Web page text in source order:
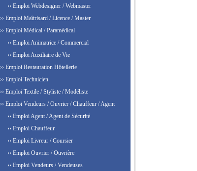
›› Emploi Webdesigner / Webmaster
›› Emploi Maîtrisard / Licence / Master
›› Emploi Médical / Paramédical
›› Emploi Animatrice / Commercial
›› Emploi Auxiliaire de Vie
›› Emploi Restauration Hôtellerie
›› Emploi Technicien
›› Emploi Textile / Styliste / Modéliste
›› Emploi Vendeurs / Ouvrier / Chauffeur / Agent
›› Emploi Agent / Agent de Sécurité
›› Emploi Chauffeur
›› Emploi Livreur / Coursier
›› Emploi Ouvrier / Ouvrière
›› Emploi Vendeurs / Vendeuses